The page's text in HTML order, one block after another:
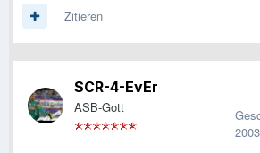
Zitieren
SCR-4-EvEr
ASB-Gott
2003